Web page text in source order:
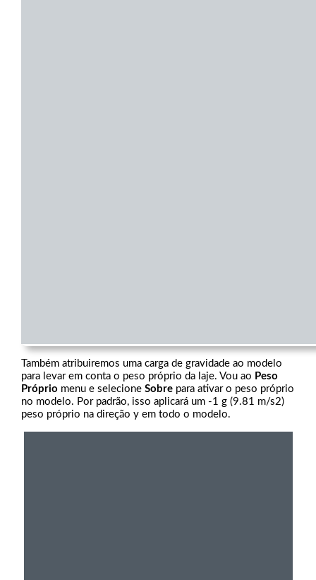
Também atribuiremos uma carga de gravidade ao modelo
para levar em conta o peso próprio da laje. Vou ao Peso
Próprio menu e selecione Sobrepara ativar o peso próprio
no modelo. Por padrão, isso aplicará um -1 g (9.81 m/s2)
peso próprio na direção y em todo o modelo.